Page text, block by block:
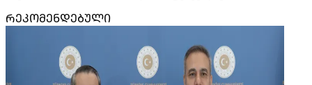
ᲠᲔᲙᲝᲛᲔᲜᲓᲔᲑᲣᲚᲘ